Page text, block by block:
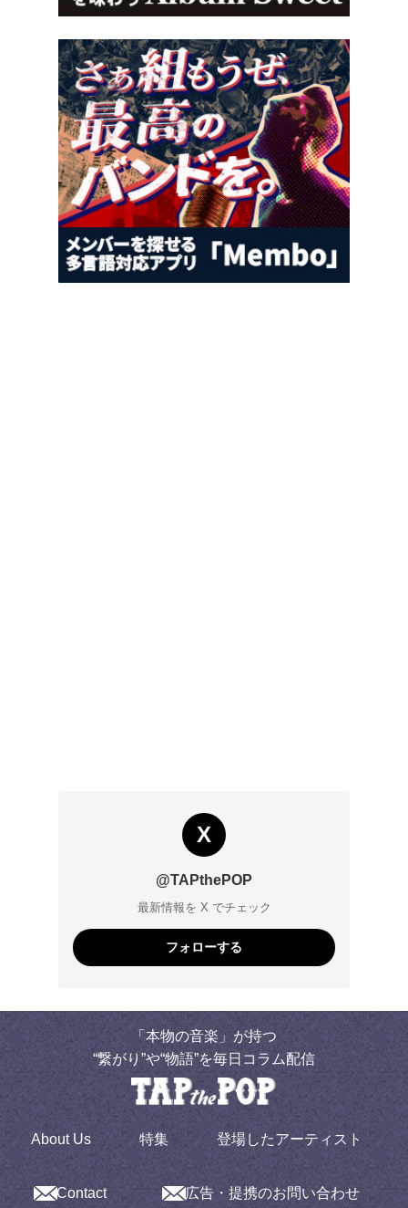
X
@TAPthePOP
最新情報を X でチェック
フォローする
「本物の音楽」が持つ
“繋がり”や“物語”を毎日コラム配信
About Us 特集 登場したアーティスト
Contact 広告・提携のお問い合わせ